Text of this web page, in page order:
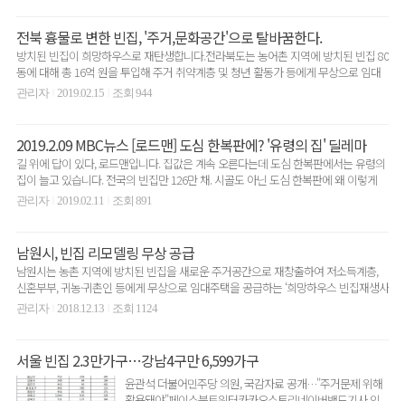
전북 흉물로 변한 빈집, '주거,문화공간'으로 탈바꿈한다.
방치된 빈집이 희망하우스로 재탄생합니다.전라북도는 농어촌 지역에 방치된 빈집 80
동에 대해 총 16억 원을 투입해 주거 취약계층 및 청년 활동가 등에게 무상으로 임대
하는 ‘희망하우..
관리자 2019.02.15 조회 944
2019.2.09 MBC뉴스 [로드맨] 도심 한복판에? '유령의 집' 딜레마
길 위에 답이 있다, 로드맨입니다. 집값은 계속 오른다는데 도심 한복판에서는 유령의
집이 늘고 있습니다. 전국의 빈집만 126만 채. 시골도 아닌 도심 한복판에 왜 이렇게
빈집이 ..
관리자 2019.02.11 조회 891
남원시, 빈집 리모델링 무상 공급
남원시는 농촌 지역에 방치된 빈집을 새로운 주거공간으로 재창출하여 저소득계층,
신혼부부, 귀농·귀촌인 등에게 무상으로 임대주택을 공급하는 ‘희망하우스 빈집재생사
업’을 시행한다.이번..
관리자 2018.12.13 조회 1124
서울 빈집 2.3만가구…강남4구만 6,599가구
윤관석 더불어민주당 의원, 국감자료 공개…"주거문제 위해